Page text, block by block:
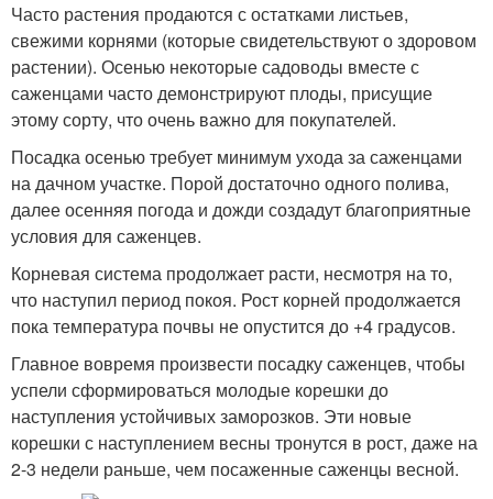
Часто растения продаются с остатками листьев,
свежими корнями (которые свидетельствуют о здоровом
растении). Осенью некоторые садоводы вместе с
саженцами часто демонстрируют плоды, присущие
этому сорту, что очень важно для покупателей.
Посадка осенью требует минимум ухода за саженцами
на дачном участке. Порой достаточно одного полива,
далее осенняя погода и дожди создадут благоприятные
условия для саженцев.
Корневая система продолжает расти, несмотря на то,
что наступил период покоя. Рост корней продолжается
пока температура почвы не опустится до +4 градусов.
Главное вовремя произвести посадку саженцев, чтобы
успели сформироваться молодые корешки до
наступления устойчивых заморозков. Эти новые
корешки с наступлением весны тронутся в рост, даже на
2-3 недели раньше, чем посаженные саженцы весной.